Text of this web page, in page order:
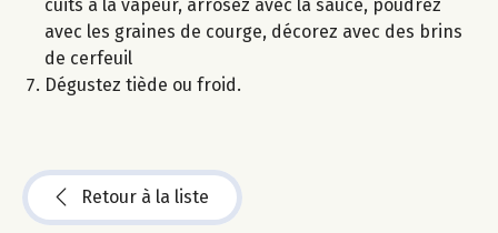
cuits à la vapeur, arrosez avec la sauce, poudrez
avec les graines de courge, décorez avec des brins
de cerfeuil
Dégustez tiède ou froid.
Retour à la liste